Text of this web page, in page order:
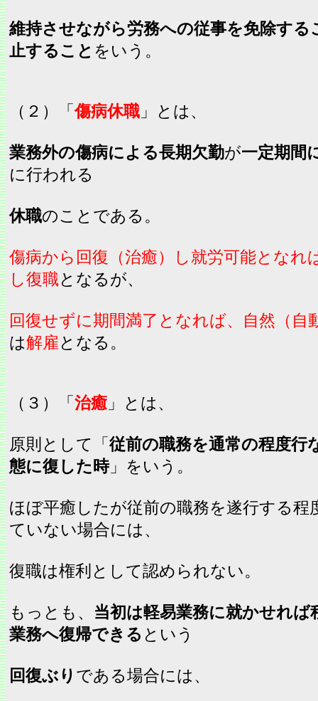
維持させながら労務への従事を免除する
止すること をいう。
（２）「傷病休職 」とは、
業務外の傷病による長期欠勤が一定期間
に行われる
休職のことである。
傷病から回復（治癒）し就労可能となれ
し復職となるが、
回復せずに期間満了となれば、自然（自
は解雇となる。
（３）「 治癒 」とは、
原則として「 従前の職務を通常の程度行
態に復した時」をいう。
ほぼ平癒したが従前の職務を遂行する程
ていない場合には、
復職は権利として認められない。
もっとも、 当初は軽易業務に就かせれば
業務へ復帰できる という
回復ぶり である場合には、